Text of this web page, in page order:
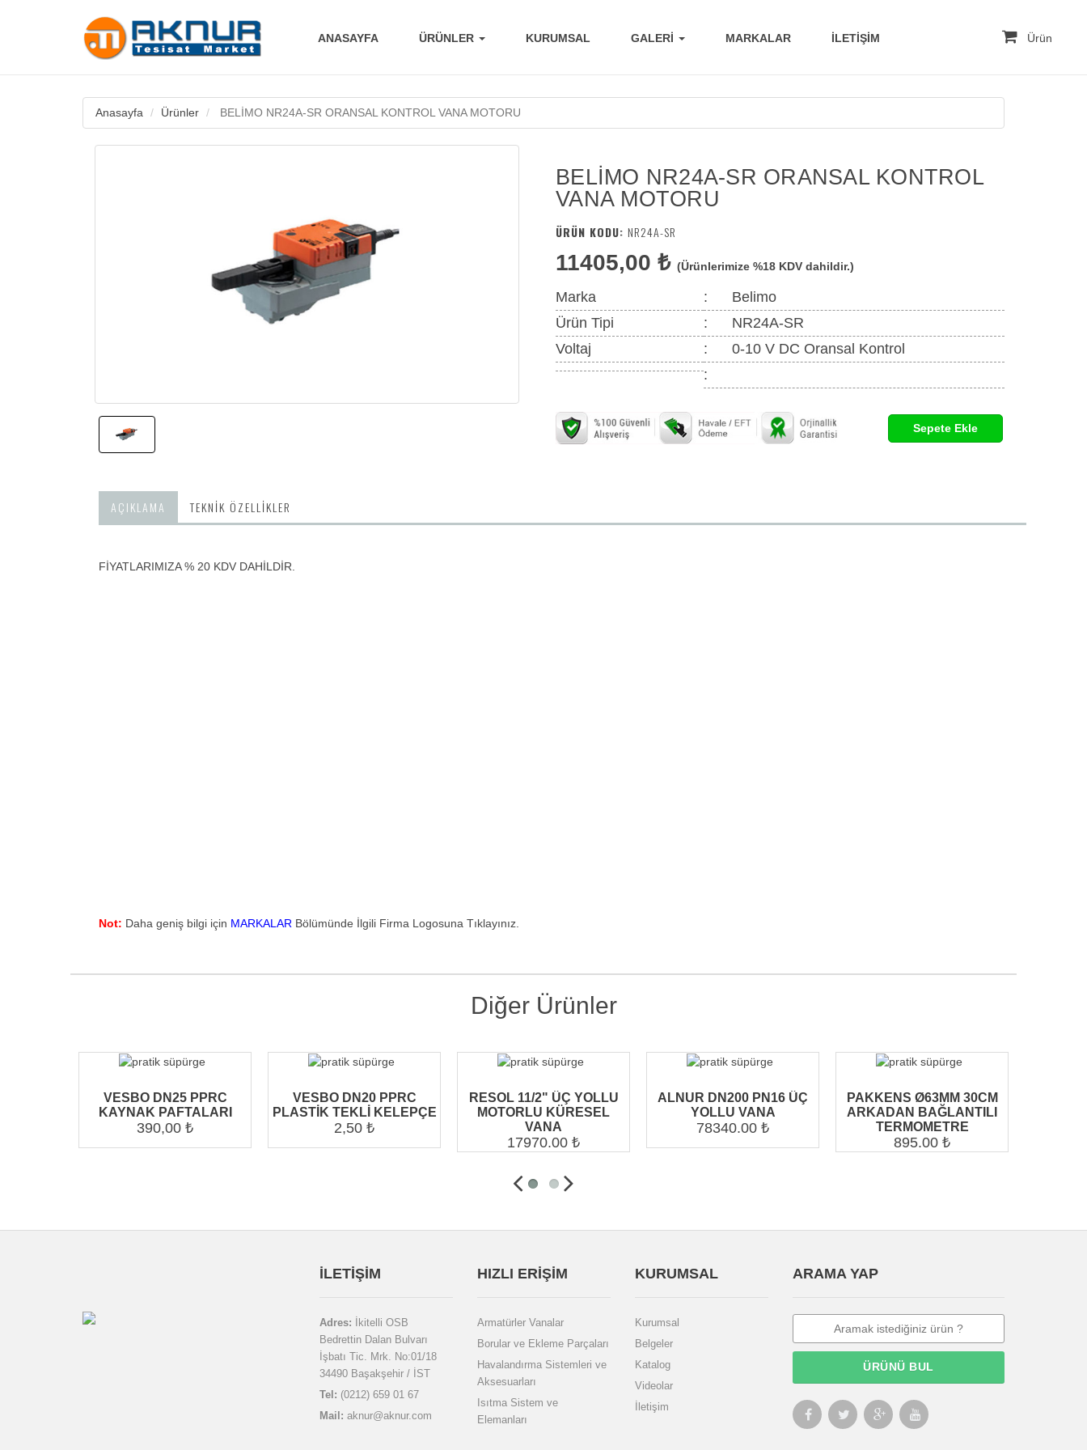
ANASAYFA ÜRÜNLER KURUMSAL GALERI MARKALAR İLETİŞİM Ürün
Anasayfa Ürünler BELİMO NR24A-SR ORANSAL KONTROL VANA MOTORU
BELİMO NR24A-SR ORANSAL KONTROL
VANA MOTORU
ÜRÜN KODU: NR24A-SR
11405,00 ₺ (Ürünlerimize %18 KDV dahildir.)
Marka
: Belimo
Ürün Tipi
: NR24A-SR
Voltaj
: 0-10 V DC Oransal Kontrol
:
Sepete Ekle
AÇIKLAMA TEKNIK ÖZELLIKLER
FİYATLARIMIZA % 20 KDV DAHİLDİR.
Not: Daha geniş bilgi için MARKALAR Bölümünde İlgili Firma Logosuna Tıklayınız.
Diğer Ürünler
VESBO DN25 PPRC
KAYNAK PAFTALARI
390,00 ₺
VESBO DN20 PPRC
PLASTİK TEKLİ KELEPÇE
2,50 ₺
RESOL 11/2" ÜÇ YOLLU
MOTORLU KÜRESEL
VANA
17970.00 ₺
ALNUR DN200 PN16 ÜÇ
YOLLU VANA
78340.00 ₺
PAKKENS Ø63MM 30CM
ARKADAN BAĞLANTILI
TERMOMETRE
895.00 ₺
İLETIŞIM
Adres: İkitelli OSB
Bedrettin Dalan Bulvarı
İşbatı Tic. Mrk. No:01/18
34490 Başakşehir / İST
Tel: (0212) 659 01 67
Mail: aknur@aknur.com
HIZLI ERIŞIM
Armatürler Vanalar
Borular ve Ekleme Parçaları
Havalandırma Sistemleri ve
Aksesuarları
Isıtma Sistem ve
Elemanları
KURUMSAL
Kurumsal
Belgeler
Katalog
Videolar
İletişim
ARAMA YAP